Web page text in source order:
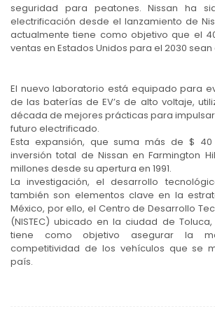
seguridad para peatones. Nissan ha
electrificación desde el lanzamiento de
actualmente tiene como objetivo que el
ventas en Estados Unidos para el 2030
El nuevo laboratorio está equipado para
de las baterías de EV’s de alto voltaje,
década de mejores prácticas para
futuro electrificado.
Esta expansión, que suma más de $
inversión total de Nissan en Farmington
millones desde su apertura en 1991.
La investigación, el desarrollo
también son elementos clave en la
México, por ello, el Centro de Desarrollo
(NISTEC) ubicado en la ciudad de
tiene como objetivo asegurar la
competitividad de los vehículos que se
país.